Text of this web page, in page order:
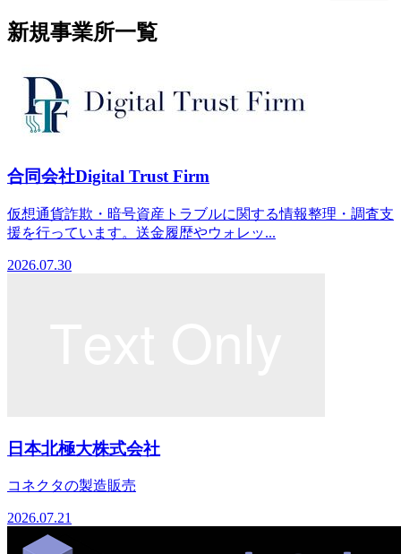
新規事業所一覧
合同会社Digital Trust Firm
仮想通貨詐欺・暗号資産トラブルに関する情報整理・調査支
援を行っています。送金履歴やウォレッ...
2026.07.30
日本北極大株式会社
コネクタの製造販売
2026.07.21